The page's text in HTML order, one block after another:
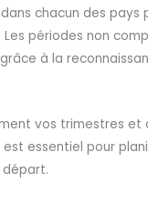
chacun des pays
Les périodes non
à la
vos trimestres et
est essentiel pour